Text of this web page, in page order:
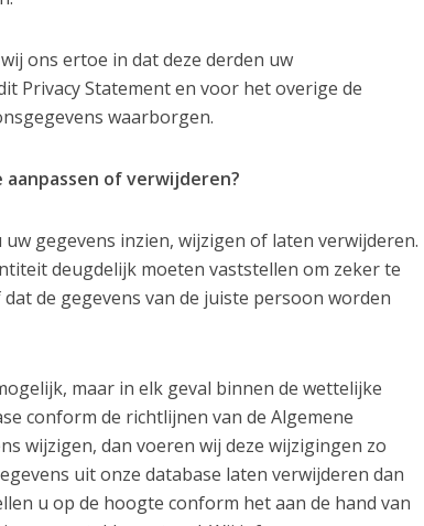
ons ertoe in dat deze derden uw
Privacy Statement en voor het overige de
waarborgen.
of verwijderen?
uw gegevens inzien, wijzigen of laten verwijderen.
deugdelijk moeten vaststellen om zeker te
de gegevens van de juiste persoon worden
maar in elk geval binnen de wettelijke
conform de richtlijnen van de Algemene
wijzigen, dan voeren wij deze wijzigingen zo
uit onze database laten verwijderen dan
u op de hoogte conform het aan de hand van